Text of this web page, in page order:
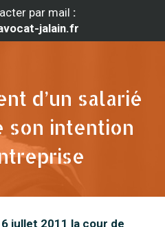
par mail :
jalain.fr
d’un salarié
son intention
jullet 2011 la cour de